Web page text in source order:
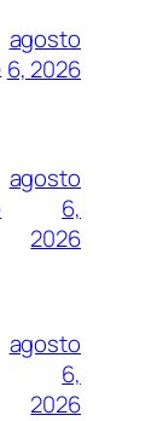
agosto
6, 2026
agosto
6,
2026
agosto
6,
2026